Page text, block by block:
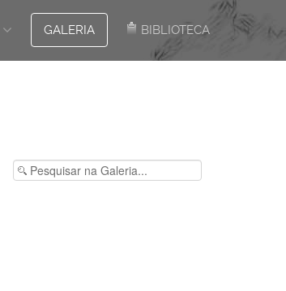
GALERIA BIBLIOTECA